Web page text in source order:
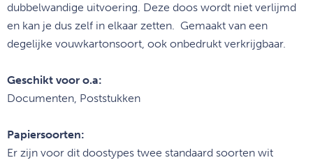
dubbelwandige uitvoering. Deze doos wordt niet verlijmd
en kan je dus zelf in elkaar zetten. Gemaakt van een
degelijke vouwkartonsoort, ook onbedrukt verkrijgbaar.
Geschikt voor o.a:
Documenten, Poststukken
Papiersoorten:
Er zijn voor dit doostypes twee standaard soorten wit